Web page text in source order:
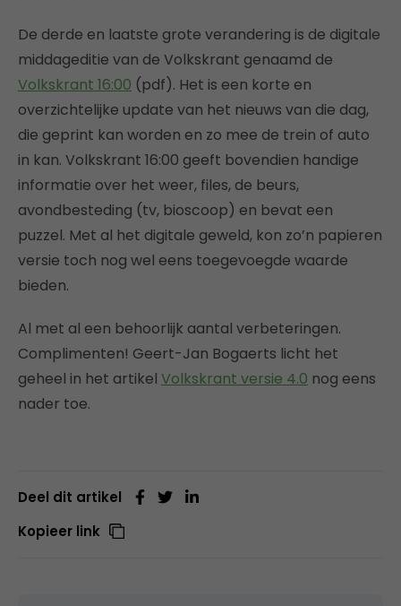
De derde en laatste grote verandering is de digitale
middageditie van de Volkskrant genaamd de
Volkskrant 16:00 (pdf). Het is een korte en
overzichtelijke update van het nieuws van die dag,
die geprint kan worden en zo mee de trein of auto
in kan. Volkskrant 16:00 geeft bovendien handige
informatie over het weer, files, de beurs,
avondbesteding (tv, bioscoop) en bevat een
puzzel. Met al het digitale geweld, kon zo’n papieren
versie toch nog wel eens toegevoegde waarde
bieden.
Al met al een behoorlijk aantal verbeteringen.
Complimenten! Geert-Jan Bogaerts licht het
geheel in het artikel Volkskrant versie 4.0 nog eens
nader toe.
Deel dit artikel
Kopieer link